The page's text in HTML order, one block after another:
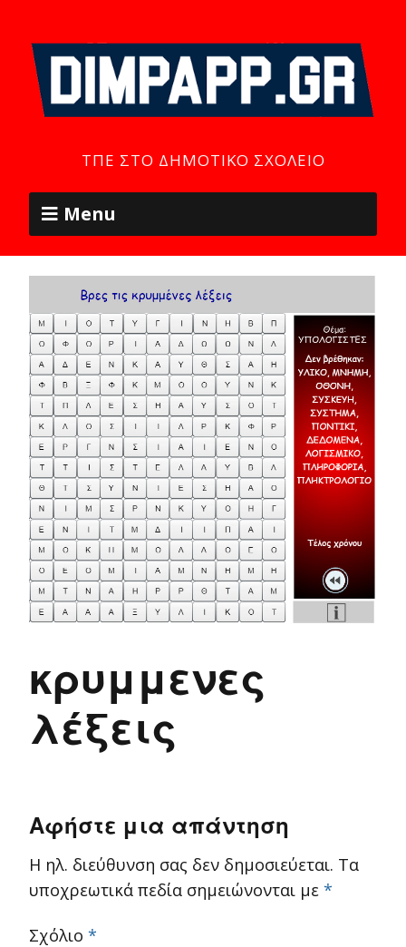
ΤΠΕ ΣΤΟ ΔΗΜΟΤΙΚΌ ΣΧΟΛΕΊΟ
Menu
κρυμμενες
λέξεις
Αφήστε μια απάντηση
Η ηλ. διεύθυνση σας δεν δημοσιεύεται. Τα
υποχρεωτικά πεδία σημειώνονται με *
Σχόλιο *